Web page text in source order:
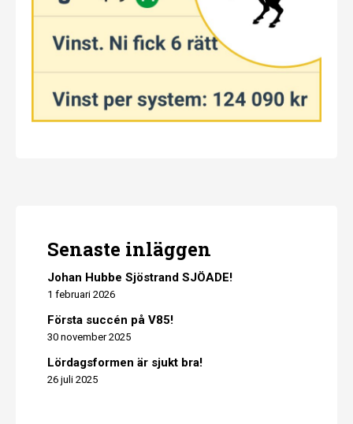
Senaste inläggen
Johan Hubbe Sjöstrand SJÖADE!
1 februari 2026
Första succén på V85!
30 november 2025
Lördagsformen är sjukt bra!
26 juli 2025